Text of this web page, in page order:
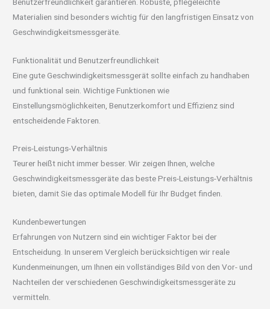
Materialien sind besonders wichtig für den langfristigen Einsatz von
Geschwindigkeitsmessgeräte.
Funktionalität und Benutzerfreundlichkeit
Eine gute Geschwindigkeitsmessgerät sollte einfach zu handhaben
und funktional sein. Wichtige Funktionen wie
Einstellungsmöglichkeiten, Benutzerkomfort und Effizienz sind
entscheidende Faktoren.
Preis-Leistungs-Verhältnis
Teurer heißt nicht immer besser. Wir zeigen Ihnen, welche
Geschwindigkeitsmessgeräte das beste Preis-Leistungs-Verhältnis
bieten, damit Sie das optimale Modell für Ihr Budget finden.
Kundenbewertungen
Erfahrungen von Nutzern sind ein wichtiger Faktor bei der
Entscheidung. In unserem Vergleich berücksichtigen wir reale
Kundenmeinungen, um Ihnen ein vollständiges Bild von den Vor- und
Nachteilen der verschiedenen Geschwindigkeitsmessgeräte zu
vermitteln.